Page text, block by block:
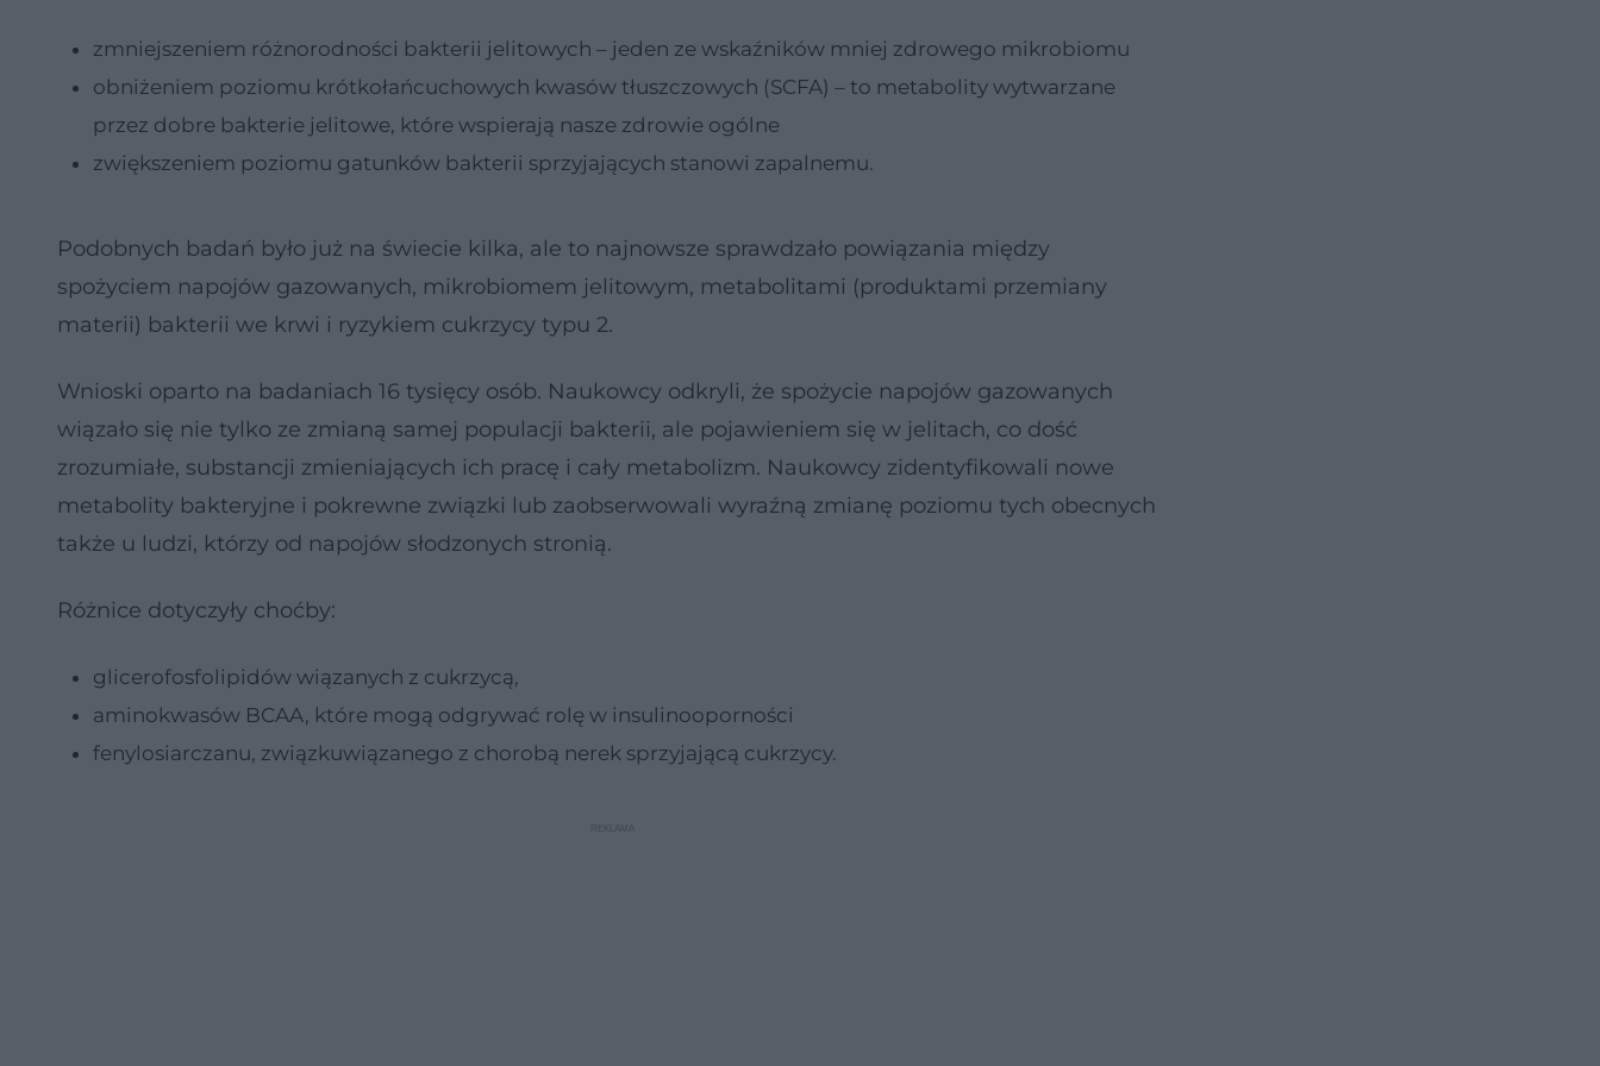
zmniejszeniem różnorodności bakterii jelitowych – jeden ze wskaźników mniej zdrowego mikrobiomu
obniżeniem poziomu krótkołańcuchowych kwasów tłuszczowych (SCFA) – to metabolity wytwarzane
przez dobre bakterie jelitowe, które wspierają nasze zdrowie ogólne
zwiększeniem poziomu gatunków bakterii sprzyjających stanowi zapalnemu.
Podobnych badań było już na świecie kilka, ale to najnowsze sprawdzało powiązania między
spożyciem napojów gazowanych, mikrobiomem jelitowym, metabolitami (produktami przemiany
materii) bakterii we krwi i ryzykiem cukrzycy typu 2.
Wnioski oparto na badaniach 16 tysięcy osób. Naukowcy odkryli, że spożycie napojów gazowanych
wiązało się nie tylko ze zmianą samej populacji bakterii, ale pojawieniem się w jelitach, co dość
zrozumiałe, substancji zmieniających ich pracę i cały metabolizm. Naukowcy zidentyfikowali nowe
metabolity bakteryjne i pokrewne związki lub zaobserwowali wyraźną zmianę poziomu tych obecnych
także u ludzi, którzy od napojów słodzonych stronią.
Różnice dotyczyły choćby:
glicerofosfolipidów wiązanych z cukrzycą,
aminokwasów BCAA, które mogą odgrywać rolę w insulinooporności
fenylosiarczanu, związkuwiązanego z chorobą nerek sprzyjającą cukrzycy.